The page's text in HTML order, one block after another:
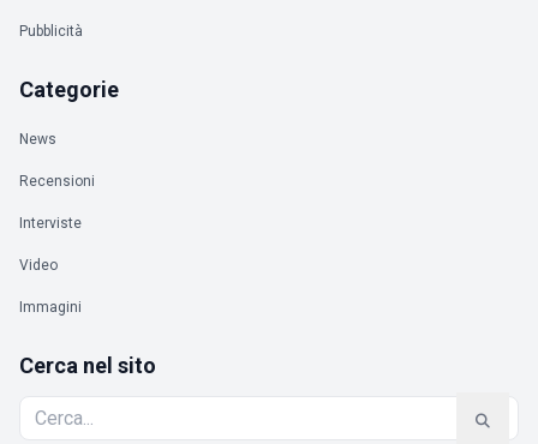
Pubblicità
Categorie
News
Recensioni
Interviste
Video
Immagini
Cerca nel sito